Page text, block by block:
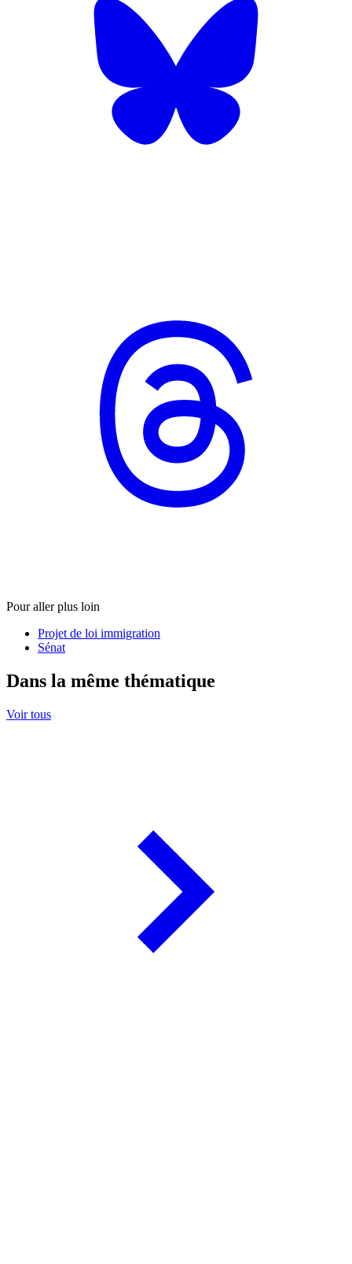
Pour aller plus loin
Projet de loi immigration
Sénat
Dans la même thématique
Voir tous